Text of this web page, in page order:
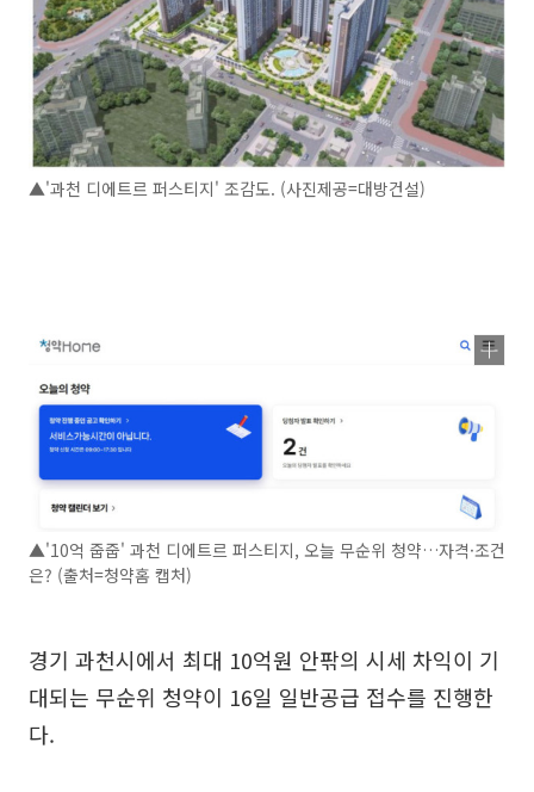
▲'과천 디에트르 퍼스티지' 조감도. (사진제공=대방건설)
▲'10억 줍줍' 과천 디에트르 퍼스티지, 오늘 무순위 청약…자격·조건
은? (출처=청약홈 캡처)
경기 과천시에서 최대 10억원 안팎의 시세 차익이 기
대되는 무순위 청약이 16일 일반공급 접수를 진행한
다.